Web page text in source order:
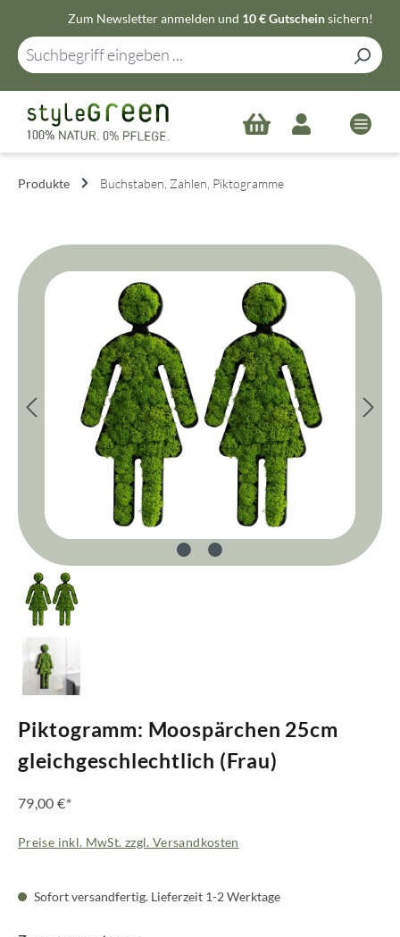
Zum Hauptinhalt springen
Zum Newsletter anmelden und 10 € Gutscheinsichern!
Produkte Buchstaben, Zahlen, Piktogramme
Bildergalerie überspringen
Piktogramm: Moospärchen 25cm
gleichgeschlechtlich (Frau)
79,00 €*
Preise inkl. MwSt. zzgl. Versandkosten
Sofort versandfertig. Lieferzeit 1-2 Werktage